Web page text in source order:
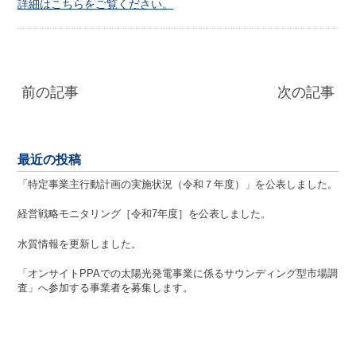
詳細はこちらをご覧ください。
前の記事 次の記事
最近の投稿
「特定事業主行動計画の実施状況（令和７年度）」を公表しました。
経営戦略モニタリング［令和7年度］を公表しました。
水質情報を更新しました。
「オンサイトPPAでの太陽光発電事業に係るサウンディング型市場調
査」へ参加する事業者を募集します。